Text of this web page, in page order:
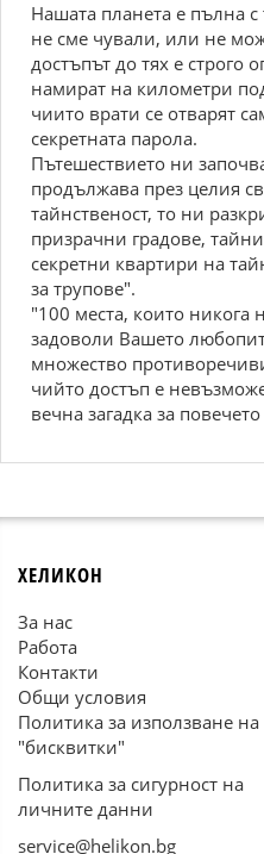
Нашата планета е пълна
не сме чували, или не
достъпът до тях е строго
намират на километри
чиито врати се отварят
секретната парола.
Пътешествието ни
продължава през целия
тайнственост, то ни
призрачни градове,
секретни квартири на
за трупове".
"100 места, които никога
задоволи Вашето
множество
чийто достъп е
вечна загадка за
ХЕЛИКОН
За нас
Работа
Контакти
Общи условия
Политика за използване на
"бисквитки"
Политика за сигурност на
личните данни
service@helikon.bg